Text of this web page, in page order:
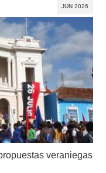
JUN 2026
veraniegas